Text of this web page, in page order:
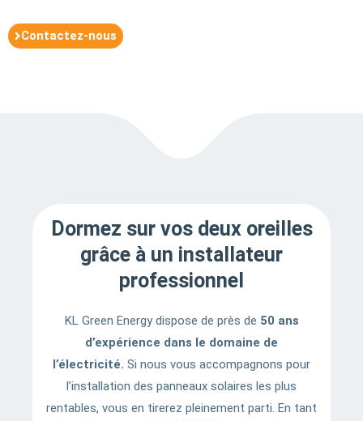
Contactez-nous
Dormez sur vos deux oreilles
grâce à un installateur
professionnel
KL Green Energy dispose de près de 50 ans
d’expérience dans le domaine de
l’électricité. Si nous vous accompagnons pour
l’installation des panneaux solaires les plus
rentables, vous en tirerez pleinement parti. En tant